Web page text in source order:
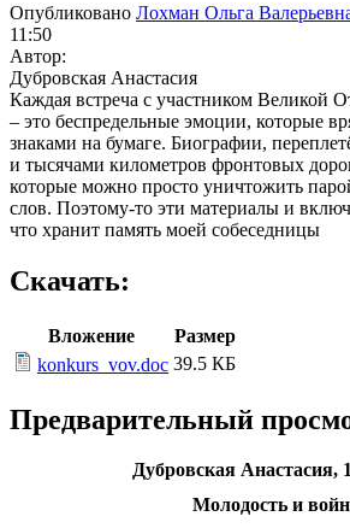
Опубликовано Лохман Ольга
11:50
Автор:
Дубровская Анастасия
Каждая встреча с участником Великой
– это беспредельные эмоции, которые
знаками на бумаге. Биографии,
и тысячами километров фронтовых
которые можно просто уничтожить
слов. Поэтому-то эти материалы и
что хранит память моей собеседницы
Скачать:
Вложение
Размер
konkurs_vov.doc 39.5 КБ
Предварительный
Дубровская Анастасия,
Молодость и